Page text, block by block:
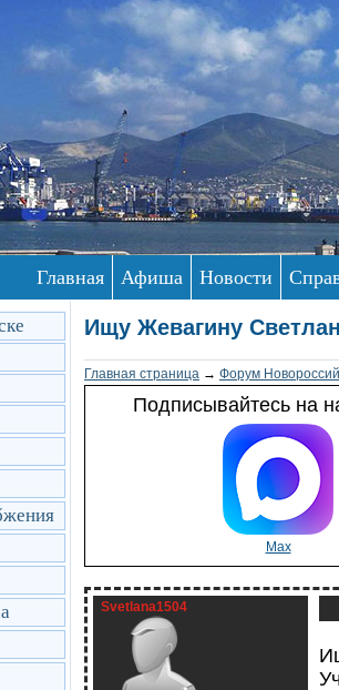
Главная Афиша Новости
Ищу Жевагину
Главная страница → Форум
Подписывайтесь на
Max
Svetlana1504